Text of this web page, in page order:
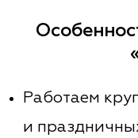
Работаем
и